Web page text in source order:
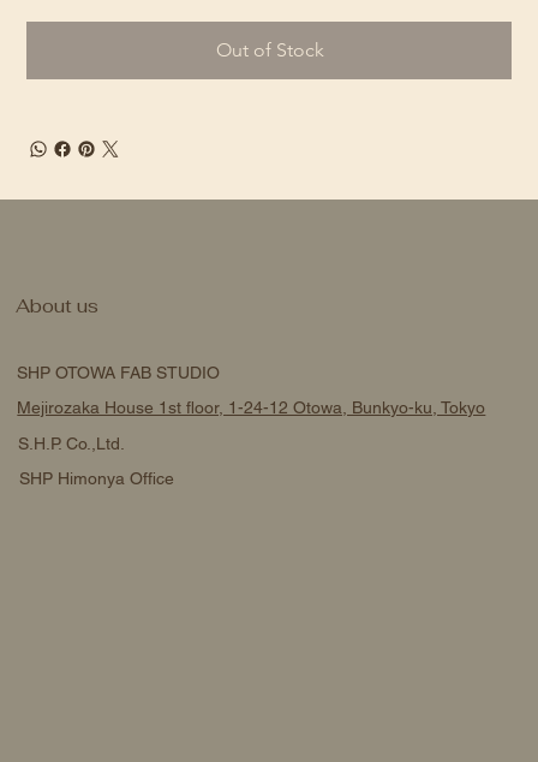
Out of Stock
SHP OTOWA FAB STUDIO
Mejirozaka House 1st floor, 1-24-12 Otowa, Bunkyo-ku, Tokyo
S.H.P. Co.,Ltd.
SHP Himonya Office
About us